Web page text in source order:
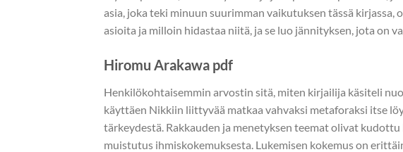
asia, joka teki minuun suurimman vaikutuksen tässä
asioita ja milloin hidastaa niitä, ja se luo jännityksen, jota on
Hiromu Arakawa pdf
Henkilökohtaisemmin arvostin sitä, miten kirjailija käsiteli
käyttäen Nikkiin liittyvää matkaa vahvaksi metaforaksi itse
tärkeydestä. Rakkauden ja menetyksen teemat olivat
muistutus ihmiskokemuksesta. Lukemisen kokemus on